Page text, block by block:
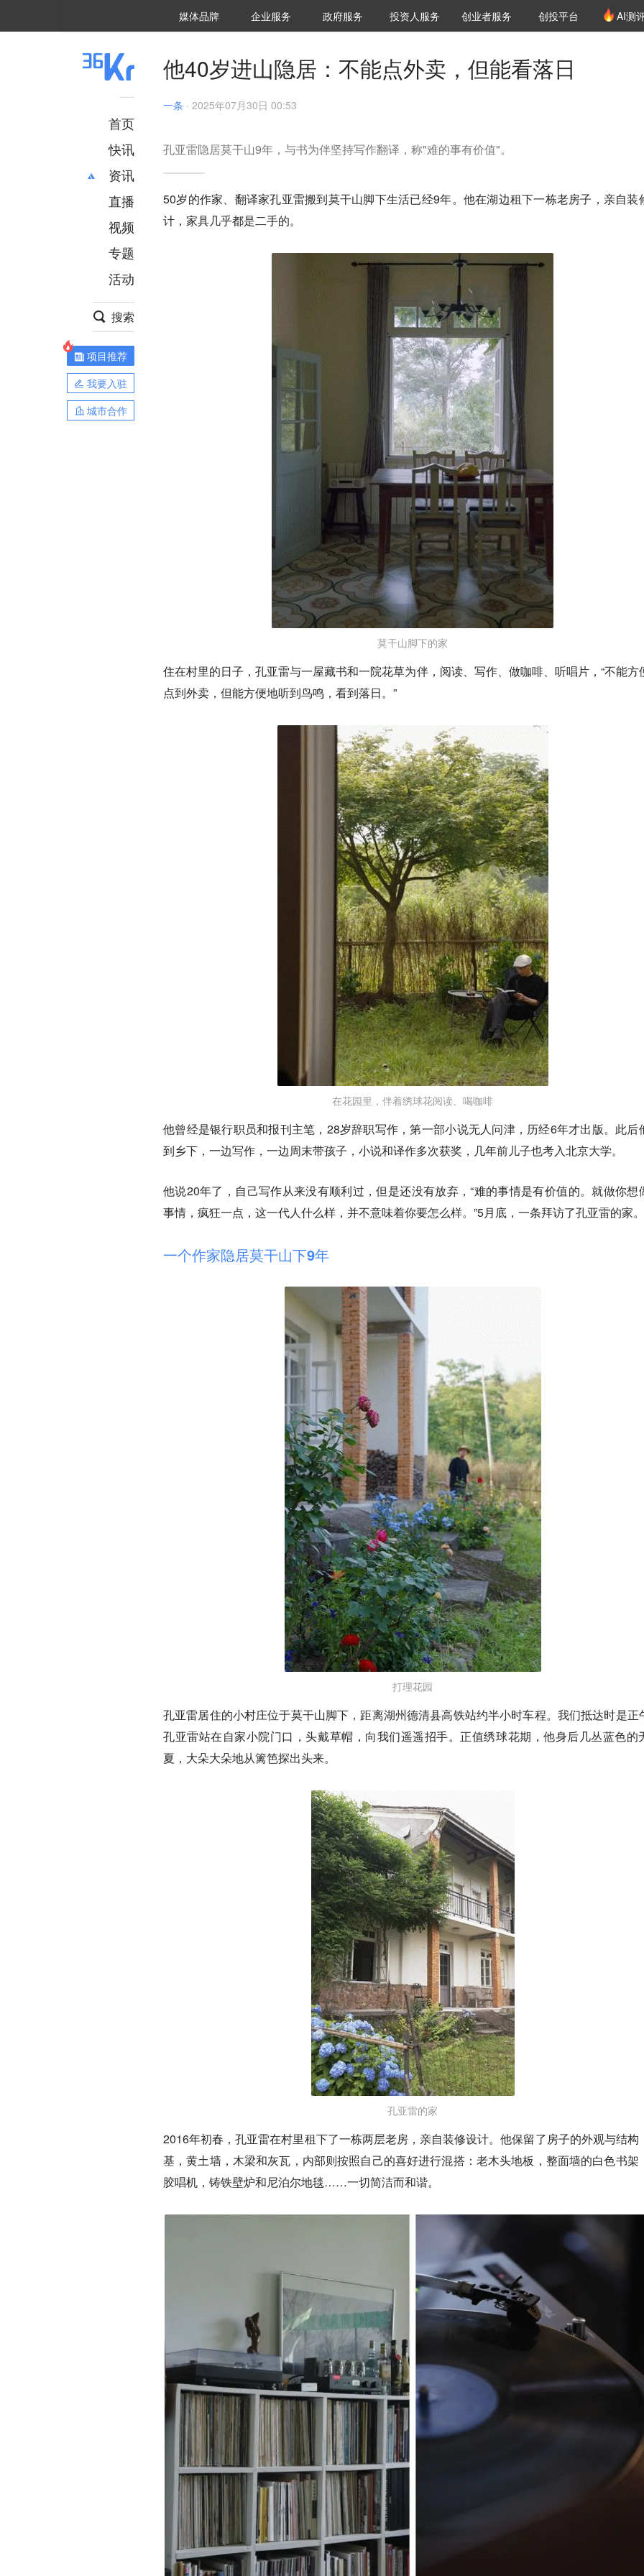
媒体品牌 36Kr研究院
企业服务 城市之窗
政府服务 VClub投资机构库
投资机构职位推介
投资人服务 创投氪堂
创业者服务 创投平台 AI测
首页
快讯
资讯
推荐
财经
项目推荐
安徽
直播
视频
专题
活动
搜索
项目推荐
我要入驻
城市合作
他40岁进山隐居：不能点外卖，但能看落日
一条 · 2025年07月30日 00:53
孔亚雷隐居莫干山9年，与书为伴坚持写作翻译，称"难的事有价值"。
50岁的作家、翻译家孔亚雷搬到莫干山脚下生活已经9年。他在湖边租下一栋老房子，亲自装
计，家具几乎都是二手的。
莫干山脚下的家
住在村里的日子，孔亚雷与一屋藏书和一院花草为伴，阅读、写作、做咖啡、听唱片，“不能方
点到外卖，但能方便地听到鸟鸣，看到落日。”
在花园里，伴着绣球花阅读、喝咖啡
他曾经是银行职员和报刊主笔，28岁辞职写作，第一部小说无人问津，历经6年才出版。此后
到乡下，一边写作，一边周末带孩子，小说和译作多次获奖，几年前儿子也考入北京大学。
他说20年了，自己写作从来没有顺利过，但是还没有放弃，“难的事情是有价值的。就做你想
事情，疯狂一点，这一代人什么样，并不意味着你要怎么样。”5月底，一条拜访了孔亚雷的家。
一个作家隐居莫干山下9年
打理花园
孔亚雷居住的小村庄位于莫干山脚下，距离湖州德清县高铁站约半小时车程。我们抵达时是正
孔亚雷站在自家小院门口，头戴草帽，向我们遥遥招手。正值绣球花期，他身后几丛蓝色的
夏，大朵大朵地从篱笆探出头来。
孔亚雷的家
2016年初春，孔亚雷在村里租下了一栋两层老房，亲自装修设计。他保留了房子的外观与结构
基，黄土墙，木梁和灰瓦，内部则按照自己的喜好进行混搭：老木头地板，整面墙的白色书架
胶唱机，铸铁壁炉和尼泊尔地毯……一切简洁而和谐。